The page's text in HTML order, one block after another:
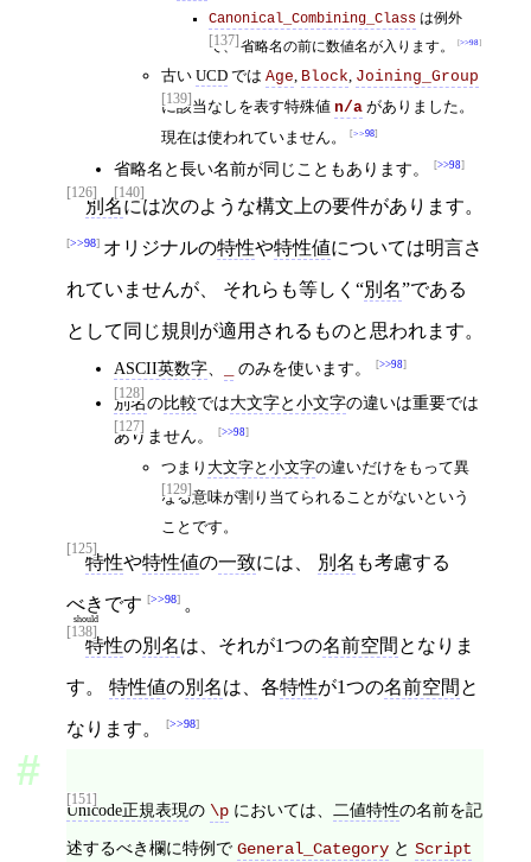
[137]
Canonical_Combining_Class は例外
で、 省略名の前に数値名が入ります。
>>98
[139]
古い UCD では Age Block Joining_Group
に該当なしを表す特殊値 n/a がありました。
現在は使われていません。
>>98
[140]
省略名と長い名前が同じこともあります。 >>98
[126]
別名には次のような構文上の要件があります。
>>98 オリジナルの特性や特性値については明言さ
れていませんが、 それらも等しく“別名”である
として同じ規則が適用されるものと思われます。
[128]
ASCII英数字 のみを使います。 >>98
[127]
別名の比較では大文字と小文字の違いは重要では
ありません。
>>98
[129]
つまり 大文字と小文字の違いだけをもって異
なる意味が割り当てられることがないという
ことです。
[125]
特性や特性値の一致には、 別名 も考慮する
べき
should
です >>98 。
[138]
特性の別名は、それが1つの名前空間 となりま
す。 特性値の別名は、各特性が1つの名前空間 と
なります。 >>98
[151]
Unicode正規表現の \p においては、 二値特性の名前を記
述するべき欄に特例で General_Category と Script